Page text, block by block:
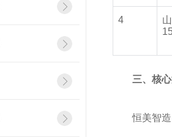
4
三、核
恒美智